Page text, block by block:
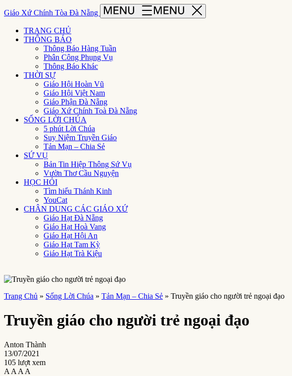
Giáo Xứ Chính Tòa Đà Nẵng
TRANG CHỦ
THÔNG BÁO
Thông Báo Hàng Tuần
Phân Công Phụng Vụ
Thông Báo Khác
THỜI SỰ
Giáo Hội Hoàn Vũ
Giáo Hội Việt Nam
Giáo Phận Đà Nẵng
Giáo Xứ Chính Toà Đà Nẵng
SỐNG LỜI CHÚA
5 phút Lời Chúa
Suy Niệm Truyền Giáo
Tản Mạn – Chia Sẻ
SỨ VỤ
Bản Tin Hiệp Thông Sứ Vụ
Vườn Thơ Cầu Nguyện
HỌC HỎI
Tìm hiểu Thánh Kinh
YouCat
CHÂN DUNG CÁC GIÁO XỨ
Giáo Hạt Đà Nẵng
Giáo Hạt Hoà Vang
Giáo Hạt Hội An
Giáo Hạt Tam Kỳ
Giáo Hạt Trà Kiệu
Trang Chủ » Sống Lời Chúa » Tản Mạn – Chia Sẻ » Truyền giáo cho người trẻ ngoại đạo
Truyền giáo cho người trẻ ngoại đạo
Anton Thành
13/07/2021
105 lượt xem
A A A A